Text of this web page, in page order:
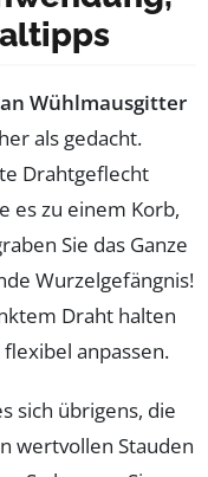
Wühlmausgitter
als gedacht.
Drahtgeflecht
es zu einem Korb,
Sie das Ganze
Wurzelgefängnis!
Draht halten
anpassen.
sich übrigens, die
wertvollen Stauden